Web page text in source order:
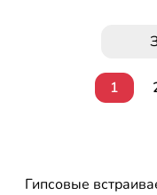
1
Гипсовые